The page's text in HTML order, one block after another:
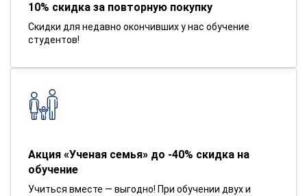
10% скидка за повторную покупку
Скидки для недавно окончивших у нас обучение
студентов!
Акция «Ученая семья» до -40% скидка на
обучение
Учиться вместе — выгодно! При обучении двух и